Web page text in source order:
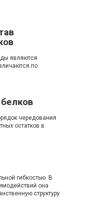
являются
по
чередования
остатков в
гибкостью. В
она
структуру